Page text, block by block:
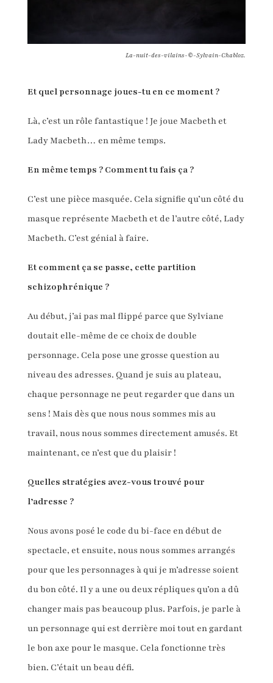
La-nuit-des-vilains-©-Sylvain-Chabloz.
Et quel personnage joues-tu en ce moment ?
Là, c’est un rôle fantastique ! Je joue Macbeth et
Lady Macbeth… en même temps.
En même temps ? Comment tu fais ça ?
C’est une pièce masquée. Cela signifie qu’un côté du
masque représente Macbeth et de l’autre côté, Lady
Macbeth. C’est génial à faire.
Et comment ça se passe, cette partition
schizophrénique ?
Au début, j’ai pas mal flippé parce que Sylviane
doutait elle-même de ce choix de double
personnage. Cela pose une grosse question au
niveau des adresses. Quand je suis au plateau,
chaque personnage ne peut regarder que dans un
sens ! Mais dès que nous nous sommes mis au
travail, nous nous sommes directement amusés. Et
maintenant, ce n’est que du plaisir !
Quelles stratégies avez-vous trouvé pour
l’adresse ?
Nous avons posé le code du bi-face en début de
spectacle, et ensuite, nous nous sommes arrangés
pour que les personnages à qui je m’adresse soient
du bon côté. Il y a une ou deux répliques qu’on a dû
changer mais pas beaucoup plus. Parfois, je parle à
un personnage qui est derrière moi tout en gardant
le bon axe pour le masque. Cela fonctionne très
bien. C’était un beau défi.